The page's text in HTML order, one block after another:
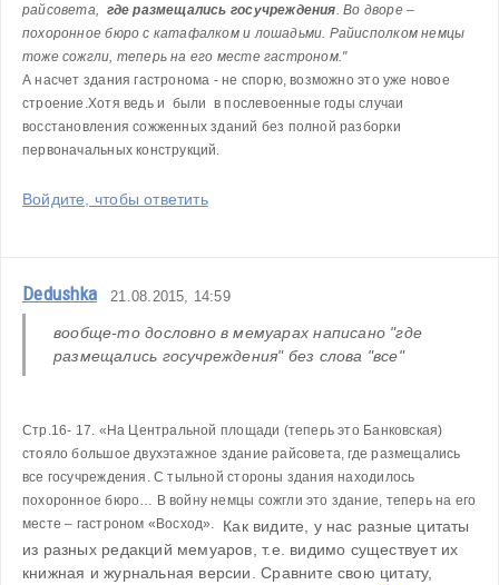
райсовета, где размещались госучреждения. Во дворе –
похоронное бюро с катафалком и лошадьми. Райисполком немцы
тоже сожгли, теперь на его месте гастроном."
А насчет здания гастронома - не спорю, возможно это уже новое
строение.Хотя ведь и  были  в послевоенные годы случаи
восстановления сожженных зданий без полной разборки
первоначальных конструкций.
Войдите, чтобы ответить
Dedushka 21.08.2015, 14:59
вообще-то дословно в мемуарах написано "где
размещались госучреждения" без слова "все"
Стр.16- 17. «На Центральной площади (теперь это Банковская)
стояло большое двухэтажное здание райсовета, где размещались
все госучреждения. С тыльной стороны здания находилось
похоронное бюро… В войну немцы сожгли это здание, теперь на его
месте – гастроном «Восход».
Как видите, у нас разные цитаты
из разных редакций мемуаров, т.е. видимо существует их
книжная и журнальная версии. Сравните свою цитату,